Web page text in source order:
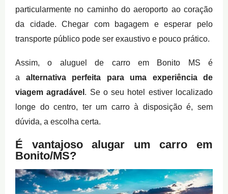
particularmente no caminho do aeroporto ao coração
da cidade. Chegar com bagagem e esperar pelo
transporte público pode ser exaustivo e pouco prático.
Assim, o aluguel de carro em Bonito MS é
a alternativa perfeita para uma experiência de
viagem agradável . Se o seu hotel estiver localizado
longe do centro, ter um carro à disposição é, sem
dúvida, a escolha certa.
É vantajoso alugar um carro em
Bonito/MS?